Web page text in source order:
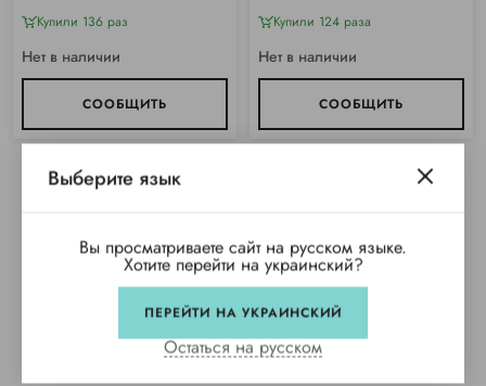
Купили 136 раз
Нет в наличии
СООБЩИТЬ
Купили 124 раза
Нет в наличии
СООБЩИТЬ
Выберите язык
Вы просматриваете сайт на русском языке.
Хотите перейти на украинский?
ПЕРЕЙТИ НА УКРАИНСКИЙ
Остаться на русском